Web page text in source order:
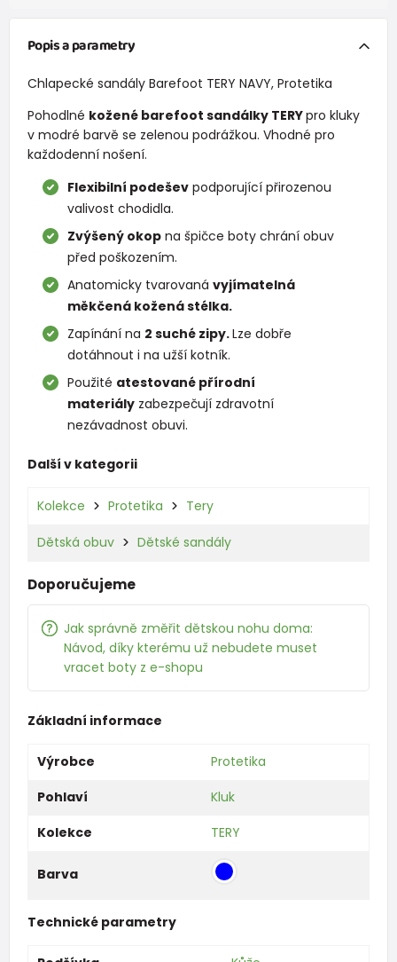
Popis a parametry
Chlapecké sandály Barefoot TERY NAVY, Protetika
Pohodlné kožené barefoot sandálky TERYpro kluky
v modré barvě se zelenou podrážkou. Vhodné pro
každodenní nošení.
Flexibilní podešev podporující přirozenou
valivost chodidla.
Zvýšený okop na špičce boty chrání obuv
před poškozením.
Anatomicky tvarovanávyjímatelná
měkčená kožená stélka.
Zapínání na 2 suché zipy.Lze dobře
dotáhnout i na užší kotník.
Použité atestované přírodní
materiály zabezpečují zdravotní
nezávadnost obuvi.
Další v kategorii
Kolekce Protetika Tery
Dětská obuv Dětské sandály
Doporučujeme
Jak správně změřit dětskou nohu doma:
Návod, díky kterému už nebudete muset
vracet boty z e-shopu
Základní informace
Výrobce
Protetika
Pohlaví
Kluk
Kolekce
TERY
Barva
Technické parametry